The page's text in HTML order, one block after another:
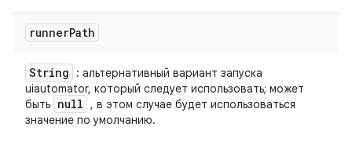
runnerPath
String
: альтернативный вариант запуска
uiautomator, который следует использовать; может
быть null
, в этом случае будет использоваться
значение по умолчанию.